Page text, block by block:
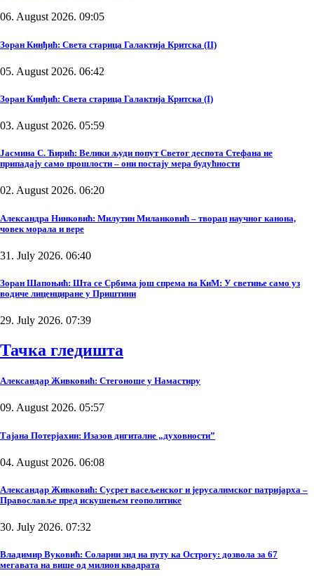
06. August 2026. 09:05
Зоран Кинђић: Света старица Галактија Критска (II)
05. August 2026. 06:42
Зоран Кинђић: Света старица Галактија Критска (I)
03. August 2026. 05:59
Јасмина С. Ћирић: Велики људи попут Светог деспота Стефана не
припадају само прошлости – они постају мера будућности
02. August 2026. 06:20
Александра Нинковић: Милутин Миланковић – творац научног канона,
човек морала и вере
31. July 2026. 06:40
Зоран Шапоњић: Шта се Србима још спрема на КиМ: У светиње само уз
водиче лиценциране у Приштини
29. July 2026. 07:39
Тачка гледишта
Александар Живковић: Стегоноше у Намастиру
09. August 2026. 05:57
Тајана Потерјахин: Изазов дигиталне „духовности”
04. August 2026. 06:08
Александар Живковић: Сусрет васељенског и јерусалимског патријарха –
Православље пред искушењем геополитике
30. July 2026. 07:32
Владимир Вуковић: Соларни зид на путу ка Острогу: дозвола за 67
мегавата на више од милион квадрата